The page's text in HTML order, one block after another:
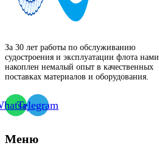
За 30 лет работы по обслуживанию
судостроения и эксплуатации флота нами
накоплен немалый опыт в качественных
поставках материалов и оборудования.
Telegram
Меню